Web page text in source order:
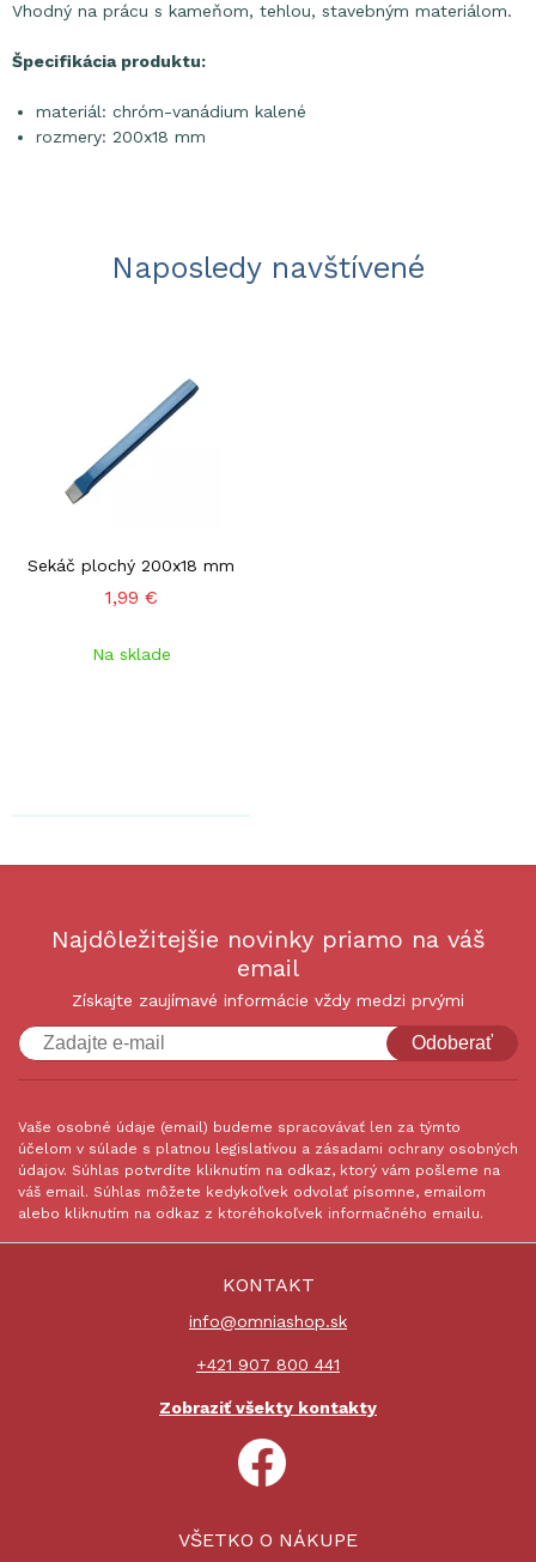
Vhodný na prácu s kameňom, tehlou, stavebným materiálom.
Špecifikácia produktu:
materiál: chróm-vanádium kalené
rozmery: 200x18 mm
Naposledy navštívené
Sekáč plochý 200x18 mm
1,99 €
Na sklade
Najdôležitejšie novinky priamo na váš
email
Získajte zaujímavé informácie vždy medzi prvými
Odoberať
Vaše osobné údaje (email) budeme spracovávať len za týmto
účelom v súlade s platnou legislatívou a zásadami ochrany osobných
údajov. Súhlas potvrdíte kliknutím na odkaz, ktorý vám pošleme na
váš email. Súhlas môžete kedykoľvek odvolať písomne, emailom
alebo kliknutím na odkaz z ktoréhokoľvek informačného emailu.
KONTAKT
info@omniashop.sk
+421 907 800 441
Zobraziť všekty kontakty
VŠETKO O NÁKUPE